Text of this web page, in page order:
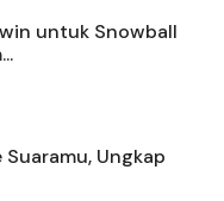
untuk Snowball
Ungkap